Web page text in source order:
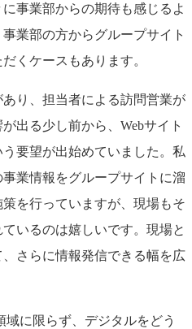
事業部からの期待も感じるよ
業部の方からグループサイト
くケースもあります。
り、担当者による訪問営業が
出る少し前から、Webサイト
要望が出始めていました。私
業情報をグループサイトに溜
を行っていますが、現場もそ
いるのは嬉しいです。現場と
さらに情報発信できる幅を広
域に限らず、デジタルをどう